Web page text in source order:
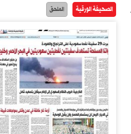
الصحيفة الورقية الملحق